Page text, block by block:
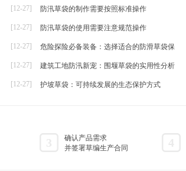
化的影响，自然灾...
草棒
大棚草帘
草袋
草绳
草片
[12-27] 防汛草袋的制作需要按照标准操作
[12-27] 防汛草袋的使用需要注意规范操作
[12-27] 危险探险必备装备：选择适合的防滑草袋保
[12-27] 建筑工地防汛新宠：围堰草袋的实用性分析
[12-27] 护坡草袋：可持续发展的生态保护方式
确认产品需求
并签署草编生产合同